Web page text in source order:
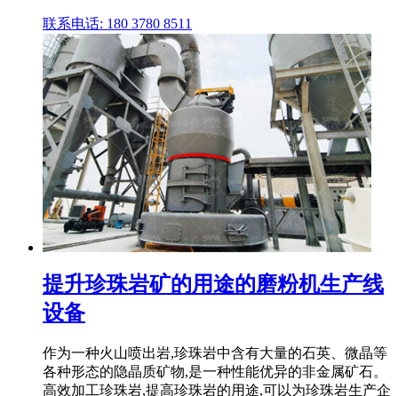
联系电话: 180 3780 8511
提升珍珠岩矿的用途的磨粉机生产线
设备
作为一种火山喷出岩,珍珠岩中含有大量的石英、微晶等
各种形态的隐晶质矿物,是一种性能优异的非金属矿石。
高效加工珍珠岩,提高珍珠岩的用途,可以为珍珠岩生产企